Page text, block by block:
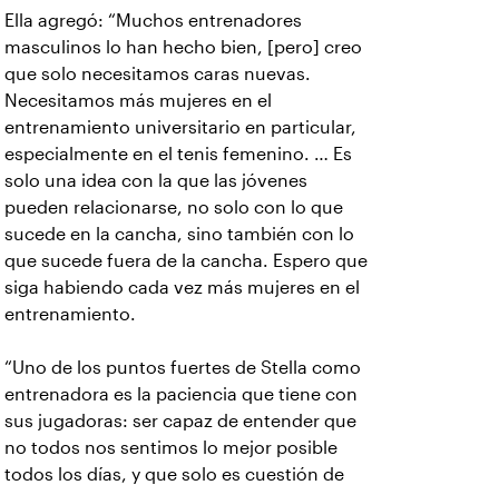
Ella agregó: “Muchos entrenadores
masculinos lo han hecho bien, [pero] creo
que solo necesitamos caras nuevas.
Necesitamos más mujeres en el
entrenamiento universitario en particular,
especialmente en el tenis femenino. … Es
solo una idea con la que las jóvenes
pueden relacionarse, no solo con lo que
sucede en la cancha, sino también con lo
que sucede fuera de la cancha. Espero que
siga habiendo cada vez más mujeres en el
entrenamiento.
“Uno de los puntos fuertes de Stella como
entrenadora es la paciencia que tiene con
sus jugadoras: ser capaz de entender que
no todos nos sentimos lo mejor posible
todos los días, y que solo es cuestión de